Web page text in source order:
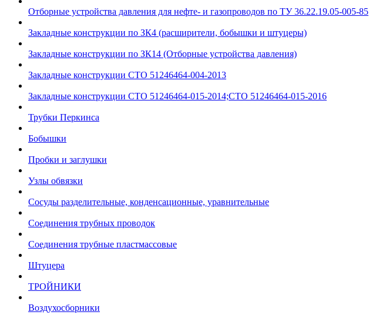
Отборные устройства давления для нефте- и газопроводов по ТУ 36.22.19.05-005-85
Закладные конструкции по ЗК4 (расширители, бобышки и штуцеры)
Закладные конструкции по ЗК14 (Отборные устройства давления)
Закладные конструкции СТО 51246464-004-2013
Закладные конструкции СТО 51246464-015-2014;СТО 51246464-015-2016
Трубки Перкинса
Бобышки
Пробки и заглушки
Узлы обвязки
Сосуды разделительные, конденсационные, уравнительные
Соединения трубных проводок
Соединения трубные пластмассовые
Штуцера
ТРОЙНИКИ
Воздухосборники